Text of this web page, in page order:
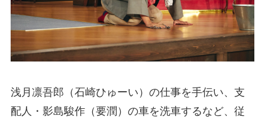
浅月凛吾郎（石崎ひゅーい）の仕事を手伝い、支
配人・影島駿作（要潤）の車を洗車するなど、従